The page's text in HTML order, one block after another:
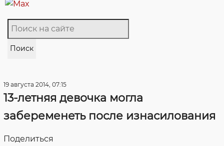
Поиск
19 августа 2014, 07:15
13-летняя девочка могла
забеременеть после изнасилования
Поделиться